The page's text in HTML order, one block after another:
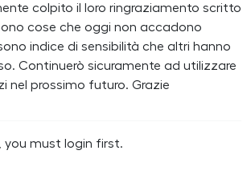
colpito il loro ringraziamento scritto
cose che oggi non accadono
indice di sensibilità che altri hanno
Continuerò sicuramente ad utilizzare
nel prossimo futuro. Grazie
you must login first.